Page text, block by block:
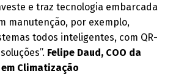
e traz tecnologia embarcada
manutenção, por exemplo,
todos inteligentes, com QR-
Felipe Daud, COO da
Climatização